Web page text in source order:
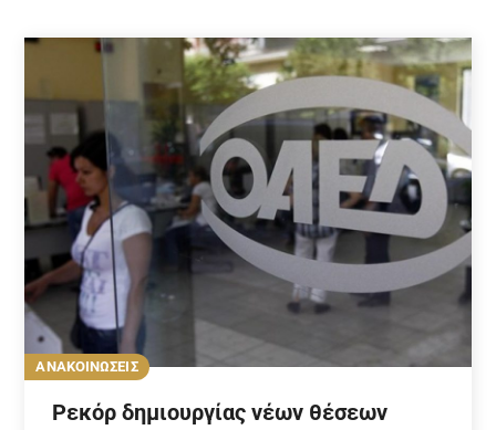
ΑΝΑΚΟΙΝΩΣΕΙΣ
Ρεκόρ δημιουργίας νέων θέσεων